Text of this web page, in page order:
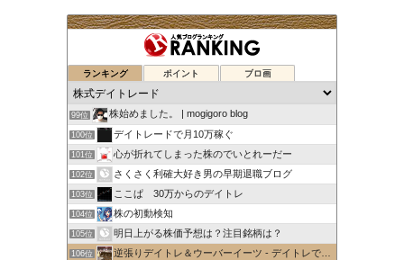
ランキング ポイント ブロ画
99位 株始めました。 | mogigoro blog
100位 デイトレードで月10万稼ぐ
101位 心が折れてしまった株のでいとれーだー
102位 さくさく利確大好き男の早期退職ブログ
103位 ここぱ 30万からのデイトレ
104位 株の初動検知
105位 明日上がる株価予想は？注目銘柄は？
106位 逆張りデイトレ＆ウーバーイーツ - デイトレで1日1万円稼ぐ